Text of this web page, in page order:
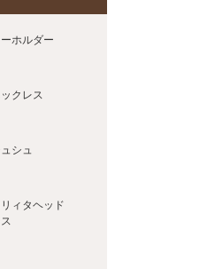
ーホルダー
ックレス
ュシュ
リィタヘッド